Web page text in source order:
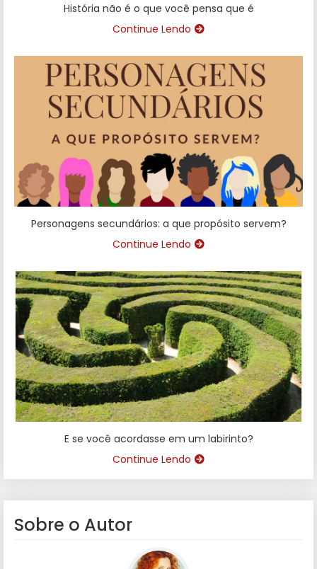
História não é o que você pensa que é
Continue Lendo
Personagens secundários: a que propósito servem?
Continue Lendo
E se você acordasse em um labirinto?
Continue Lendo
Sobre o Autor